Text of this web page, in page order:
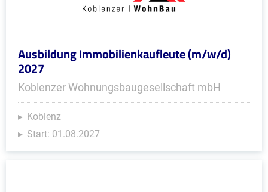
Ausbildung Immobilienkaufleute (m/w/d)
2027
Koblenzer Wohnungsbaugesellschaft mbH
Koblenz
Start: 01.08.2027